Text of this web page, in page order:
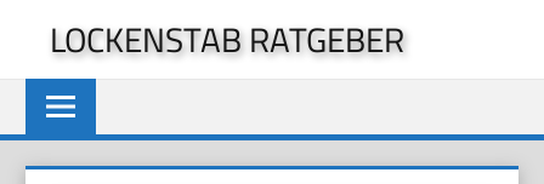
springen
LOCKENSTAB RATGEBER